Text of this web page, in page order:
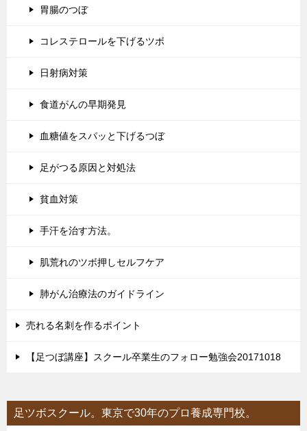
胃腸のつぼ
コレステロールを下げるツボ
日射病対策
食道がんの早期発見
血糖値をスパッと下げるつぼ
足がつる原因と対処法
貧血対策
手汗を治す方法。
肌荒れのツボ押しセルフケア
肺がん治療法のガイドライン
売れる名刺を作るポイント
【足つぼ講座】スクール卒業生のフォロー勉強会20171018
足ツボスクール。東京で30年のプロ養成専門校。